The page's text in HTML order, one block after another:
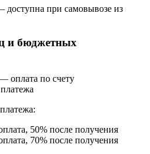
при самовывозе из
и бюджетных
оплата по счету
50% после получения
70% после получения